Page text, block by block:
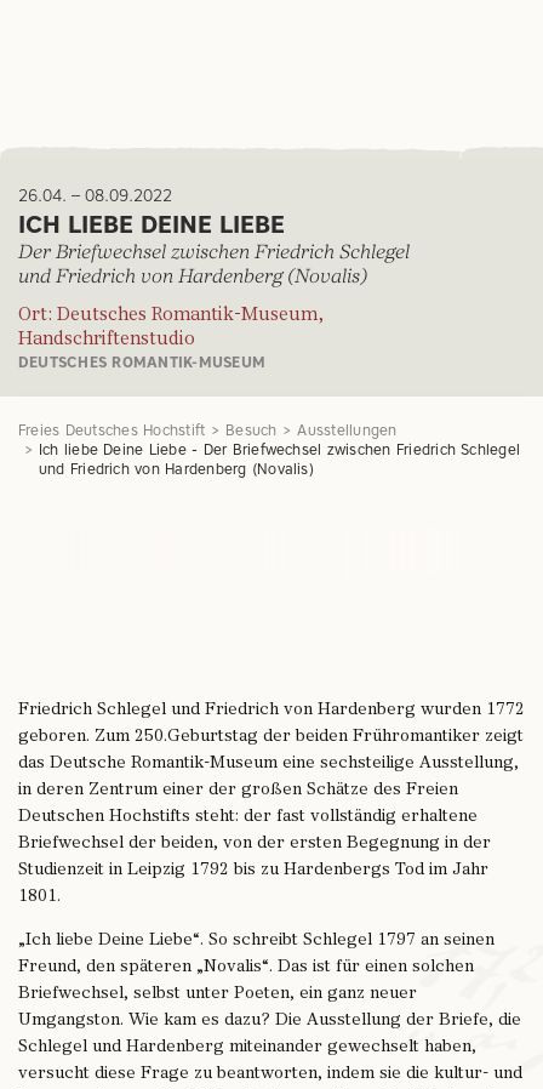
26.04. – 08.09.2022
ICH LIEBE DEINE LIEBE
Der Briefwechsel zwischen Friedrich Schlegel
und Friedrich von Hardenberg (Novalis)
Ort: Deutsches Romantik-Museum,
Handschriftenstudio
DEUTSCHES ROMANTIK-MUSEUM
Freies Deutsches Hochstift Besuch
Ausstellungen
Ich liebe Deine Liebe - Der Briefwechsel zwischen Friedrich Schlegel
und Friedrich von Hardenberg (Novalis)
Friedrich Schlegel und Friedrich von Hardenberg wurden 1772
geboren. Zum 250.Geburtstag der beiden Frühromantiker zeigt
das Deutsche Romantik-Museum eine sechsteilige Ausstellung,
in deren Zentrum einer der großen Schätze des Freien
Deutschen Hochstifts steht: der fast vollständig erhaltene
Briefwechsel der beiden, von der ersten Begegnung in der
Studienzeit in Leipzig 1792 bis zu Hardenbergs Tod im Jahr
1801.
„Ich liebe Deine Liebe“. So schreibt Schlegel 1797 an seinen
Freund, den späteren „Novalis“. Das ist für einen solchen
Briefwechsel, selbst unter Poeten, ein ganz neuer
Umgangston. Wie kam es dazu? Die Ausstellung der Briefe, die
Schlegel und Hardenberg miteinander gewechselt haben,
versucht diese Frage zu beantworten, indem sie die kultur- und